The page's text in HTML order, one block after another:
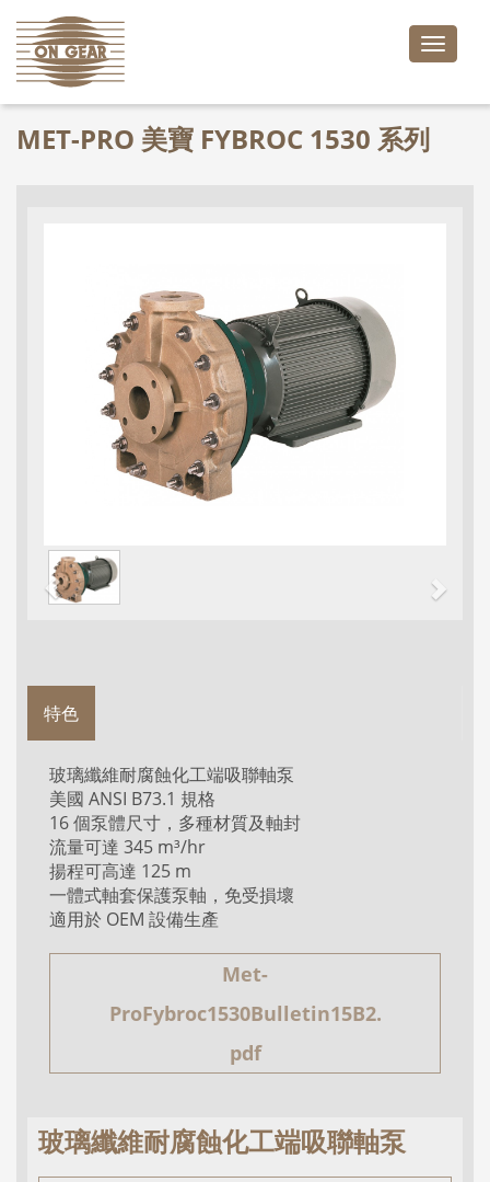
Toggle
MET-PRO 美寶 FYBROC 1530 系列
特色
玻璃纖維耐腐蝕化工端吸聯軸泵
美國 ANSI B73.1 規格
16 個泵體尺寸，多種材質及軸封
流量可達 345 m³/hr
揚程可高達 125 m
一體式軸套保護泵軸，免受損壞
適用於 OEM 設備生產
Met-
ProFybroc1530Bulletin15B2.
pdf
玻璃纖維耐腐蝕化工端吸聯軸泵